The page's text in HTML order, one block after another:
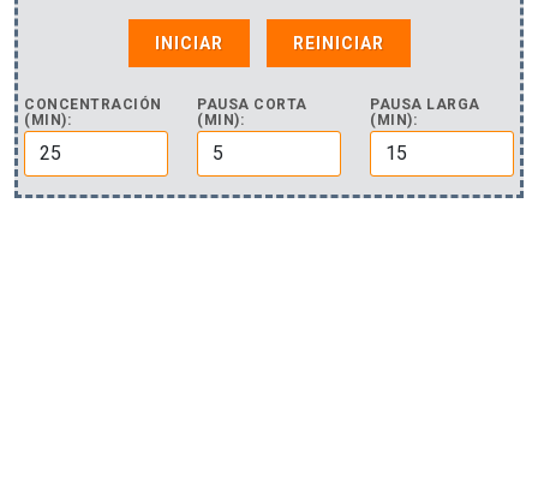
INICIAR REINICIAR
CONCENTRACIÓN
(MIN):
PAUSA CORTA
(MIN):
PAUSA LARGA
(MIN):